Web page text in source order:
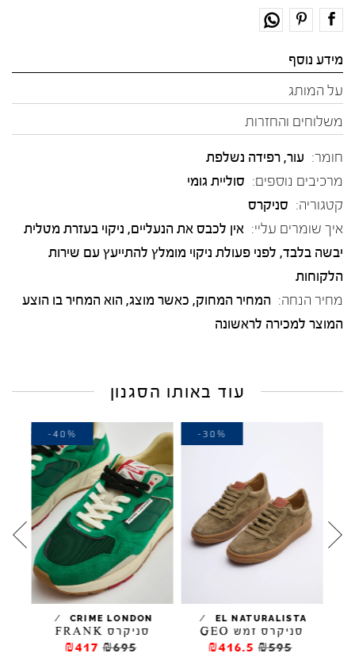
מידע נוסף
על המותג
משלוחים והחזרות
חומר: עור, רפידה נשלפת
מרכיבים נוספים: סוליית גומי
קטגוריה: סניקרס
איך שומרים עליי: אין לכבס את הנעליים, ניקוי בעזרת מטלית
יבשה בלבד, לפני פעולת ניקוי מומלץ להתייעץ עם שירות
הלקוחות
מחיר הנחה: המחיר המחוק, כאשר מוצג, הוא המחיר בו הוצע
המוצר למכירה לראשונה
עוד באותו הסגנון
EL NATURALISTA
/
סניקרס זמש GEO
₪595
₪416.5
-30%
CRIME LONDON
/
סניקרס FRANK
₪695
₪417
-40%